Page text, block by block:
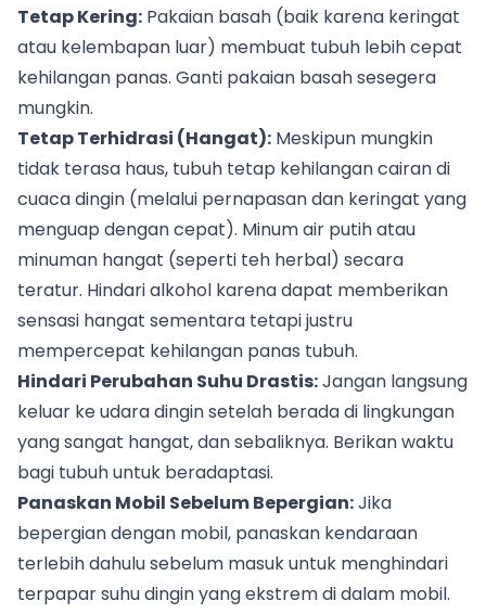
Tetap Kering: Pakaian basah (baik karena keringat
atau kelembapan luar) membuat tubuh lebih cepat
kehilangan panas. Ganti pakaian basah sesegera
mungkin.
Tetap Terhidrasi (Hangat): Meskipun mungkin
tidak terasa haus, tubuh tetap kehilangan cairan di
cuaca dingin (melalui pernapasan dan keringat yang
menguap dengan cepat). Minum air putih atau
minuman hangat (seperti teh herbal) secara
teratur. Hindari alkohol karena dapat memberikan
sensasi hangat sementara tetapi justru
mempercepat kehilangan panas tubuh.
Hindari Perubahan Suhu Drastis:Jangan langsung
keluar ke udara dingin setelah berada di lingkungan
yang sangat hangat, dan sebaliknya. Berikan waktu
bagi tubuh untuk beradaptasi.
Panaskan Mobil Sebelum Bepergian:Jika
bepergian dengan mobil, panaskan kendaraan
terlebih dahulu sebelum masuk untuk menghindari
terpapar suhu dingin yang ekstrem di dalam mobil.